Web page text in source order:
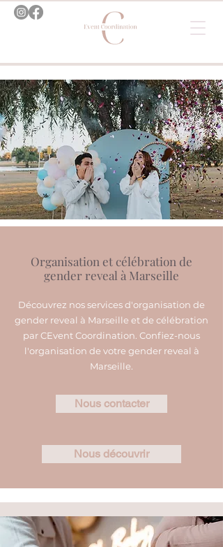
Organisation et célébration de
gender reveal à Marseille
Découvrez nos services d'organisation de
gender reveal à Marseille et de célébration
par CEvent Coordination. Confiez-nous
l'organisation de votre gender reveal à
Marseille.
Nous contacter
Nous découvrir